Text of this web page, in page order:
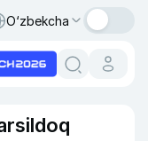
O‘zbekcha